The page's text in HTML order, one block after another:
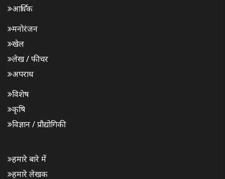
आर्थिक
मनोरंजन
खेल
लेख / फीचर
अपराध
विशेष
कृषि
विज्ञान / प्रौद्योगिकी
हमारे बारे में
हमारे लेखक